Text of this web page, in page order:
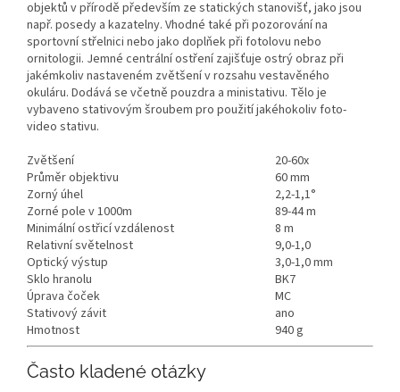
objektů v přírodě především ze statických stanovišť, jako jsou
např. posedy a kazatelny. Vhodné také při pozorování na
sportovní střelnici nebo jako doplňek při fotolovu nebo
ornitologii. Jemné centrální ostření zajišťuje ostrý obraz při
jakémkoliv nastaveném zvětšení v rozsahu vestavěného
okuláru. Dodává se včetně pouzdra a ministativu. Tělo je
vybaveno stativovým šroubem pro použití jakéhokoliv foto-
video stativu.
Zvětšení
20-60x
Průměr objektivu
60 mm
Zorný úhel
2,2-1,1°
Zorné pole v 1000m
89-44 m
Minimální ostřicí vzdálenost
8 m
Relativní světelnost
9,0-1,0
Optický výstup
3,0-1,0 mm
Sklo hranolu
BK7
Úprava čoček
MC
Stativový závit
ano
Hmotnost
940 g
Často kladené otázky